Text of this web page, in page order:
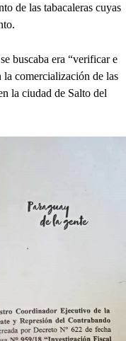
de las tabacaleras cuyas
buscaba era “verificar e
la comercialización de las
la ciudad de Salto del